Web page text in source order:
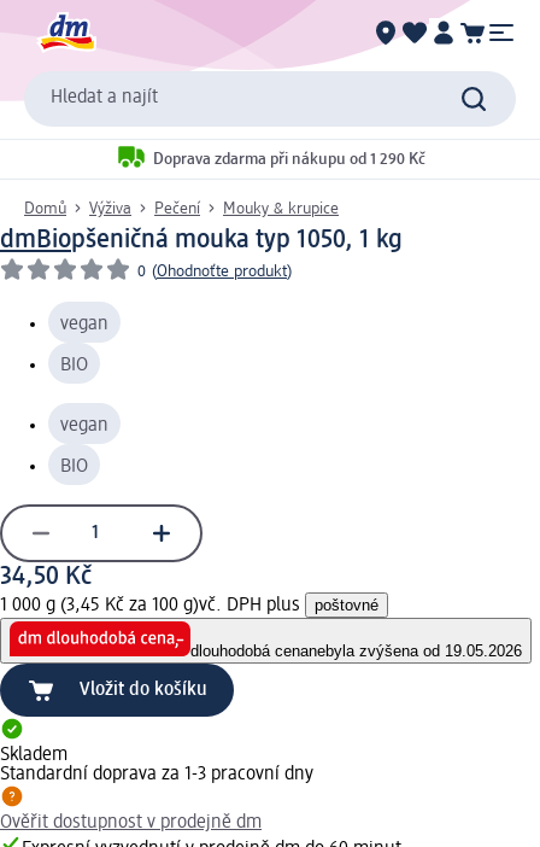
Hledat a najít
Doprava zdarma při nákupu od 1 290 Kč
Domů Výživa Pečení Mouky & krupice
dmBiopšeničná mouka typ 1050, 1 kg
0 (Ohodnoťte produkt)
vegan
BIO
vegan
BIO
34,50 Kč
1 000 g (3,45 Kč za 100 g)vč. DPH plus poštovné
dlouhodobá cenanebyla zvýšena od 19.05.2026
Vložit do košíku
Skladem
Standardní doprava za 1-3 pracovní dny
Ověřit dostupnost v prodejně dm